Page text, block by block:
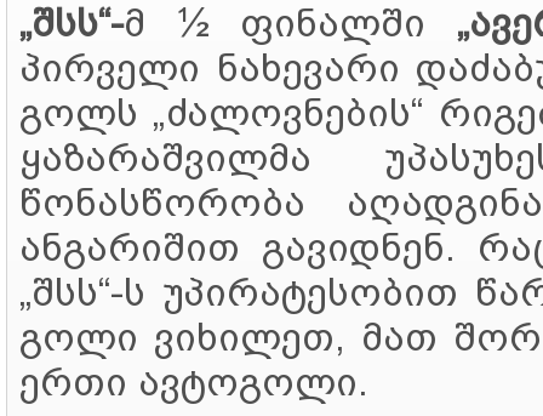
„შსს“-მ ½ ფინალში
პირველი ნახევარი
გოლს „ძალოვნების“
ყაზარაშვილმა
წონასწორობა
ანგარიშით გავიდნენ.
„შსს“-ს უპირატესობით
გოლი ვიხილეთ, მათ
ერთი ავტოგოლი.